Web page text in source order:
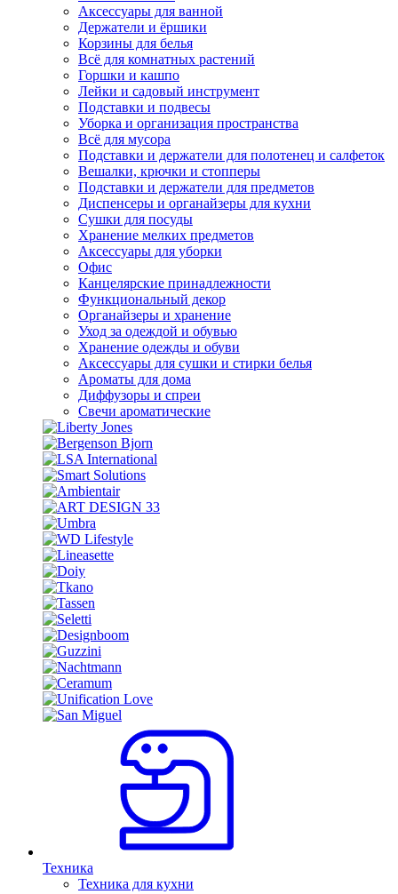
Аксессуары для ванной
Держатели и ёршики
Корзины для белья
Всё для комнатных растений
Горшки и кашпо
Лейки и садовый инструмент
Подставки и подвесы
Уборка и организация пространства
Всё для мусора
Подставки и держатели для полотенец и салфеток
Вешалки, крючки и стопперы
Подставки и держатели для предметов
Диспенсеры и органайзеры для кухни
Сушки для посуды
Хранение мелких предметов
Аксессуары для уборки
Офис
Канцелярские принадлежности
Функциональный декор
Органайзеры и хранение
Уход за одеждой и обувью
Хранение одежды и обуви
Аксессуары для сушки и стирки белья
Ароматы для дома
Диффузоры и спреи
Свечи ароматические
Техника
Техника для кухни